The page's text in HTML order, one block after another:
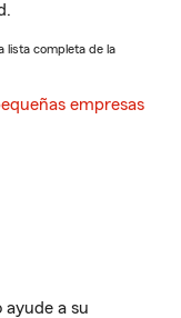
lista completa de la
empresas
ayude a su